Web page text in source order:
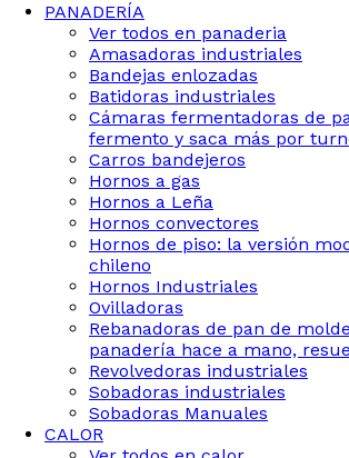
PANADERÍA
Ver todos en panaderia
Amasadoras industriales
Bandejas enlozadas
Batidoras industriales
Cámaras fermentadoras de
fermento y saca más por
Carros bandejeros
Hornos a gas
Hornos a Leña
Hornos convectores
Hornos de piso: la versión
chileno
Hornos Industriales
Ovilladoras
Rebanadoras de pan de
panadería hace a mano,
Revolvedoras industriales
Sobadoras industriales
Sobadoras Manuales
CALOR